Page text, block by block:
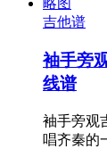
吉他谱
袖手旁
线谱
袖手旁观
唱齐秦的